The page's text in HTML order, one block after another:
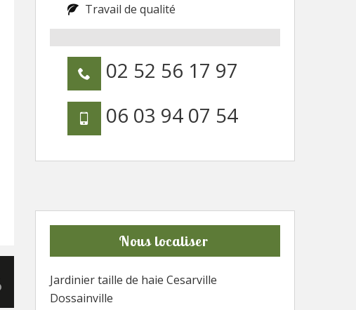
Travail de qualité
02 52 56 17 97
06 03 94 07 54
Nous localiser
Jardinier taille de haie Cesarville
Dossainville